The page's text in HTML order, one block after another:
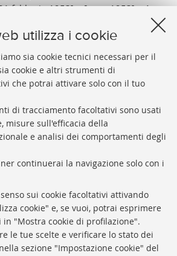
utilizza i cookie
sia cookie tecnici necessari per il
cookie e altri strumenti di
che potrai attivare solo con il tuo
di tracciamento facoltativi sono usati
misure sull'efficacia della
e analisi dei comportamenti degli
continuerai la navigazione solo con i
sui cookie facoltativi attivando
cookie" e, se vuoi, potrai esprimere
in "Mostra cookie di profilazione".
le tue scelte e verificare lo stato dei
sezione "Impostazione cookie" del
febbraio 1953]. - [esec. 1953]. - 1
di esec. relativa all'avvenimento. -
muore il 2 luglio 1939
tentativo di salvare una persona.
sol.unibo.it/SebinaOpac/.do?
prof. Roberto Balzani
Maria Pia Torricelli
di Bologna